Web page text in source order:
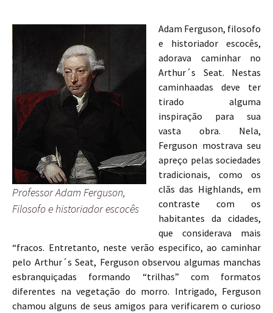
Professor Adam Ferguson,
Filosofo e historiador escocês
Adam Ferguson, filosofo
e historiador escocês,
adorava caminhar no
Arthur´s Seat. Nestas
caminhaadas deve ter
tirado alguma
inspiração para sua
vasta obra. Nela,
Ferguson mostrava seu
apreço pelas sociedades
tradicionais, como os
clãs das Highlands, em
contraste com os
habitantes da cidades,
que considerava mais
“fracos. Entretanto, neste verão especifico, ao caminhar
pelo Arthur´s Seat, Ferguson observou algumas manchas
esbranquiçadas formando “trilhas” com formatos
diferentes na vegetação do morro. Intrigado, Ferguson
chamou alguns de seus amigos para verificarem o curioso